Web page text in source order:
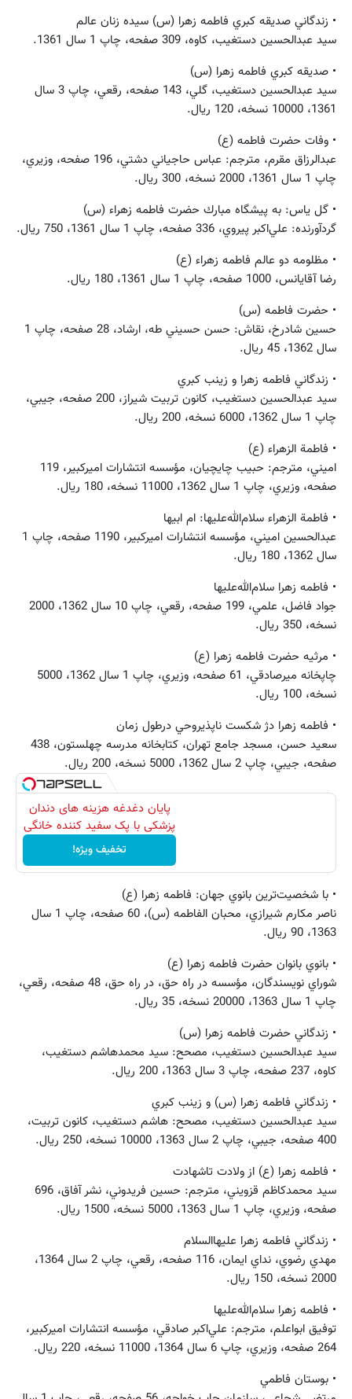
• زندگاني صديقه كبري فاطمه زهرا (س) سيده زنان عالم
سيد عبدالحسين دستغيب، كاوه، 309 صفحه، چاپ 1 سال 1361.
• صديقه كبري فاطمه زهرا (س)
سيد عبدالحسين دستغيب، گلي، 143 صفحه، رقعي، چاپ 3 سال
1361، 10000 نسخه، 120 ريال.
• وفات حضرت فاطمه (ع)
عبدالرزاق مقرم، مترجم: عباس حاجياني‌ دشتي، 196 صفحه، وزيري،
چاپ 1 سال 1361، 2000 نسخه، 300 ريال.
• گل ياس: به پيشگاه مبارك حضرت فاطمه زهراء (س)
گردآورنده: علي‌اكبر پيروي، 336 صفحه، چاپ 1 سال 1361، 750 ريال.
• مظلومه دو عالم فاطمه زهراء (ع)
رضا آقايانس، 1000 صفحه، چاپ 1 سال 1361، 180 ريال.
• حضرت فاطمه (س)
حسين شادرخ، نقاش: حسن حسيني‌ طه، ارشاد، 28 صفحه، چاپ 1
سال 1362، 45 ريال.
• زندگاني فاطمه زهرا و زينب كبري
سيد عبدالحسين دستغيب، كانون تربيت شيراز، 200 صفحه، جيبي،
چاپ 1 سال 1362، 6000 نسخه، 200 ريال.
• فاطمة الزهراء (ع)
اميني، مترجم: حبيب چايچيان، مؤسسه‌ انتشارات‌ اميركبير، 119
صفحه، وزيري، چاپ 1 سال 1362، 11000 نسخه، 180 ريال.
• فاطمة الزهراء سلام‌الله‌عليها: ام ابيها
عبدالحسین اميني، مؤسسه‌ انتشارات‌ اميركبير، 1190 صفحه، چاپ 1
سال 1362، 180 ريال.
• فاطمه زهرا سلام‌الله‌عليها
جواد فاضل، علمي، 199 صفحه، رقعي، چاپ 10 سال 1362، 2000
نسخه، 350 ريال.
• مرثيه حضرت فاطمه زهرا (ع)
چاپخانه ميرصادقي، 61 صفحه، وزيري، چاپ 1 سال 1362، 5000
نسخه، 100 ريال.
• فاطمه زهرا دژ شكست ناپذيروحي درطول زمان
سعيد حسن، مسجد جامع تهران، كتابخانه مدرسه چهلستون، 438
صفحه، جيبي، چاپ 2 سال 1362، 5000 نسخه، 200 ريال.
پایان دغدغه هزینه های دندان
پزشکی با پک سفید کننده خانگی
تخفیف ویژه!
• با شخصيت‌ترين بانوي جهان: فاطمه زهرا (ع)
ناصر مكارم ‌شيرازي، محبان الفاطمه (س)، 60 صفحه، چاپ 1 سال
1363، 90 ريال.
• بانوي بانوان حضرت فاطمه زهرا (ع)
شوراي ‌نويسندگان، مؤسسه‌ در راه‌ حق، در راه حق، 48 صفحه، رقعي،
چاپ 1 سال 1363، 20000 نسخه، 35 ريال.
• زندگاني حضرت فاطمه زهرا (س)
سيد عبدالحسين دستغيب، مصحح: سيد محمدهاشم دستغيب،
كاوه، 237 صفحه، چاپ 3 سال 1363، 200 ريال.
• زندگاني فاطمه زهرا (س) و زينب كبري
سيد عبدالحسين دستغيب، مصحح: هاشم دستغيب، كانون تربيت،
400 صفحه، جيبي، چاپ 2 سال 1363، 10000 نسخه، 250 ريال.
• فاطمه زهرا (ع) از ولادت تاشهادت
سيد محمدكاظم قزويني، مترجم: حسين فريدوني، نشر آفاق، 696
صفحه، وزيري، چاپ 1 سال 1363، 5000 نسخه، 1500 ريال.
• زندگاني فاطمه زهرا عليهاالسلام
مهدي رضوي، نداي ايمان، 116 صفحه، رقعي، چاپ 2 سال 1364،
2000 نسخه، 150 ريال.
• فاطمه زهرا سلام‌الله‌عليها
توفيق ابواعلم، مترجم: علي‌اكبر صادقي، مؤسسه‌ انتشارات‌ اميركبير،
264 صفحه، وزيري، چاپ 6 سال 1364، 11000 نسخه، 220 ريال.
• بوستان فاطمي